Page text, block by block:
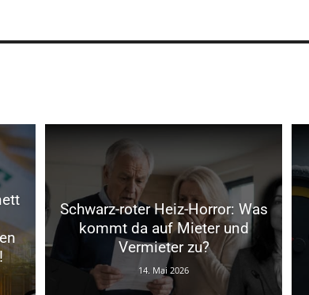
Schwarz-roter Heiz-Horror: Was
kommt da auf Mieter und
Vermieter zu?
14. Mai 2026